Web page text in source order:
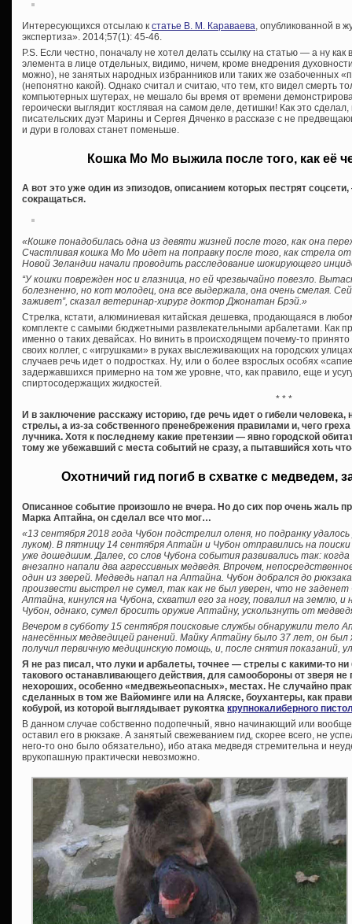
Интересующихся отсылаю к статье В. М. Караваева , опубликованной в
экспертиза». 2014;57(1): 45-46.
P.S. Если честно, поначалу не хотел делать ссылку на статью — а ну как
элемента в лице отдельных, видимо, ничем, кроме внедрения
можно), не занятых народных избранников или таких же озабоченных
(непонятно какой). Однако считал и считаю, что тем, кто видел смерть
компьютерных шутерах, не мешало бы время от времени
героически выглядит костлявая на самом деле, детишки! Как это
писательских дуэт Марины и Сергея Дяченко в рассказе с не
и дури в головах станет поменьше.
Кошка Мо Мо выжила после того, как её
А вот это уже один из эпизодов, описанием которых пестрят
сокращаться.
«Кошке понадобилась одна из девяти жизней после того, как она
Счастливая кошка Мо Мо идет на поправку после того, как стрела
Новой Зеландии начали проводить расследование шокирующего
“У кошки поврежден нос и глазница, но ей чрезвычайно повезло.
болезненно, но кот молодец, она все выдержала, она очень смелая.
заживет”, сказал ветеринар-хирург доктор Джонатан Брэй.»
Стрелка, кстати, алюминиевая китайская дешевка, продающаяся в
комплекте с самыми бюджетными развлекательными арбалетами. Как
именно о таких девайсах. Но винить в происходящем почему-то принято
своих коллег, с «игрушками» в руках выслеживающих на городских
случаев речь идет о подростках. Ну, или о более взрослых особях
задержавшихся примерно на том же уровне, что, как правило, еще и
спиртосодержащих жидкостей.
* * *
И в заключение расскажу историю, где речь идет о гибели
стрелы, а из-за собственного пренебрежения правилами и, чего
лучника. Хотя к последнему какие претензии — явно городской
тому же убежавший с места событий не сразу, а пытавшийся хоть
Охотничий гид погиб в схватке с медведем,
Описанное событие произошло не вчера. Но до сих пор очень жаль
Марка Аптайна, он сделал все что мог…
«13 сентября 2018 года Чубон подстрелил оленя, но подранку
луком). В пятницу 14 сентября Аптайн и Чубон отправились на
уже дошедшим. Далее, со слов Чубона события развивались так:
внезапно напали два агрессивных медведя. Впрочем,
один из зверей. Медведь напал на Аптайна. Чубон добрался до
произвести выстрел не сумел, так как не был уверен, что не заденет
Аптайна, кинулся на Чубона, схватил его за ногу, повалил на землю, и
Чубон, однако, сумел бросить оружие Аптайну, ускользнуть от
Вечером в субботу 15 сентября поисковые службы обнаружили тело
нанесённых медведицей ранений. Майку Аптайну было 37 лет, он
получил первичную медицинскую помощь, и, после снятия показаний,
Я не раз писал, что луки и арбалеты, точнее — стрелы с какими-то
такового останавливающего действия, для самообороны от зверя не
нехороших, особенно «медвежьеопасных», местах. Не случайно
сделанных в том же Вайоминге или на Аляске, боухантеры, как
кобурой, из которой выглядывает рукоятка крупнокалиберного
В данном случае собственно подопечный, явно начинающий или
оставил его в рюкзаке. А занятый свежеванием гид, скорее всего, не
него-то оно было обязательно), ибо атака медведя стремительна и
врукопашную практически невозможно.